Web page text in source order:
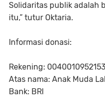
Solidaritas publik adalah
itu,” tutur Oktaria.
Informasi donasi:
Rekening:
Atas nama: Anak Muda
Bank: BRI